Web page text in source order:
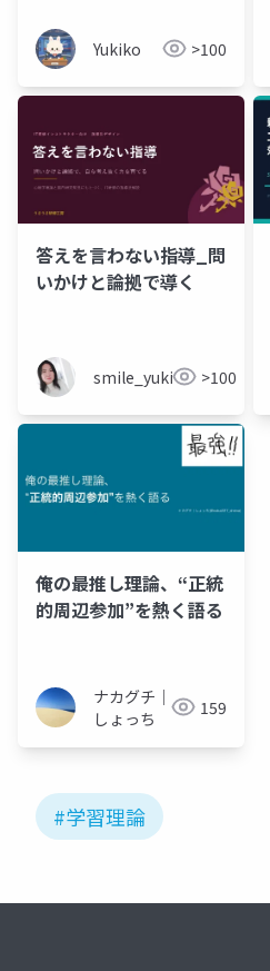
Yukiko >100
答えを言わない指導_問
いかけと論拠で導く
smile_yukiko_it>100
俺の最推し理論、“正統
的周辺参加”を熱く語る
ナカグチ｜
しょっち
159
#学習理論